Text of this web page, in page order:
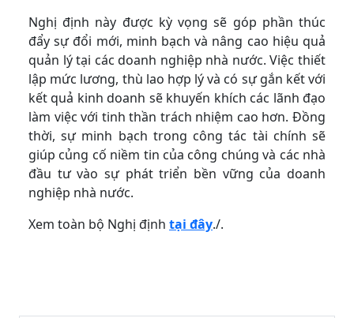
Nghị định này được kỳ vọng sẽ góp phần thúc
đẩy sự đổi mới, minh bạch và nâng cao hiệu quả
quản lý tại các doanh nghiệp nhà nước. Việc thiết
lập mức lương, thù lao hợp lý và có sự gắn kết với
kết quả kinh doanh sẽ khuyến khích các lãnh đạo
làm việc với tinh thần trách nhiệm cao hơn. Đồng
thời, sự minh bạch trong công tác tài chính sẽ
giúp củng cố niềm tin của công chúng và các nhà
đầu tư vào sự phát triển bền vững của doanh
nghiệp nhà nước.
Xem toàn bộ Nghị định tại đây./.